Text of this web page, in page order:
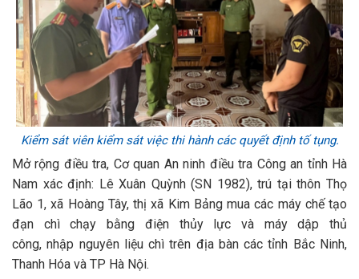
Kiểm sát viên kiểm sát việc thi hành các quyết định tố tụng.
Mở rộng điều tra, Cơ quan An ninh điều tra Công an tỉnh Hà
Nam xác định: Lê Xuân Quỳnh (SN 1982), trú tại thôn Thọ
Lão 1, xã Hoàng Tây, thị xã Kim Bảng mua các máy chế tạo
đạn chì chạy bằng điện thủy lực và máy dập thủ
công, nhập nguyên liệu chì trên địa bàn các tỉnh Bắc Ninh,
Thanh Hóa và TP Hà Nội.